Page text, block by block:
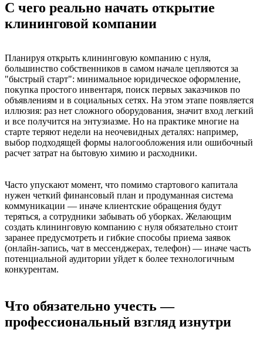
С чего реально начать открытие
клининговой компании
Планируя открыть клининговую компанию с нуля,
большинство собственников в самом начале цепляются за
"быстрый старт": минимальное юридическое оформление,
покупка простого инвентаря, поиск первых заказчиков по
объявлениям и в социальных сетях. На этом этапе появляется
иллюзия: раз нет сложного оборудования, значит вход легкий
и все получится на энтузиазме. Но на практике многие на
старте теряют недели на неочевидных деталях: например,
выбор подходящей формы налогообложения или ошибочный
расчет затрат на бытовую химию и расходники.
Часто упускают момент, что помимо стартового капитала
нужен четкий финансовый план и продуманная система
коммуникации — иначе клиентские обращения будут
теряться, а сотрудники забывать об уборках. Желающим
создать клининговую компанию с нуля обязательно стоит
заранее предусмотреть и гибкие способы приема заявок
(онлайн-запись, чат в мессенджерах, телефон) — иначе часть
потенциальной аудитории уйдет к более технологичным
конкурентам.
Что обязательно учесть —
профессиональный взгляд изнутри